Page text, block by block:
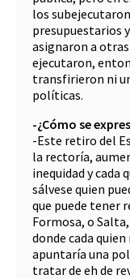
los
presupuestarios
asignaron a
ejecutaron,
transfirieron ni
políticas.
-¿Cómo se
-Este retiro del
la rectoría,
inequidad y cada
sálvese quien
que puede tener
Formosa, o
donde cada quien
apuntaría una
tratar de eh de